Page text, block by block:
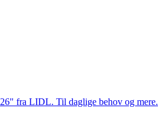
fra LIDL. Til daglige behov og mere.